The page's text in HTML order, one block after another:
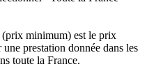
minimum) est le prix
prestation donnée dans les
toute la France.